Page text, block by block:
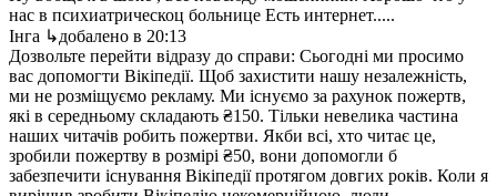
нас в психиатрическоц больнице Есть интернет.....
Інга ↳добалено в 20:13
Дозвольте перейти відразу до справи: Сьогодні ми просимо
вас допомогти Вікіпедії. Щоб захистити нашу незалежність,
ми не розміщуємо рекламу. Ми існуємо за рахунок пожертв,
які в середньому складають ₴150. Тільки невелика частина
наших читачів робить пожертви. Якби всі, хто читає це,
зробили пожертву в розмірі ₴50, вони допомогли б
забезпечити існування Вікіпедії протягом довгих років. Коли я